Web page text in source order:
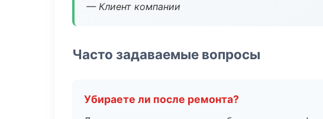
— Клиент компании
Часто задаваемые вопросы
Убираете ли после ремонта?